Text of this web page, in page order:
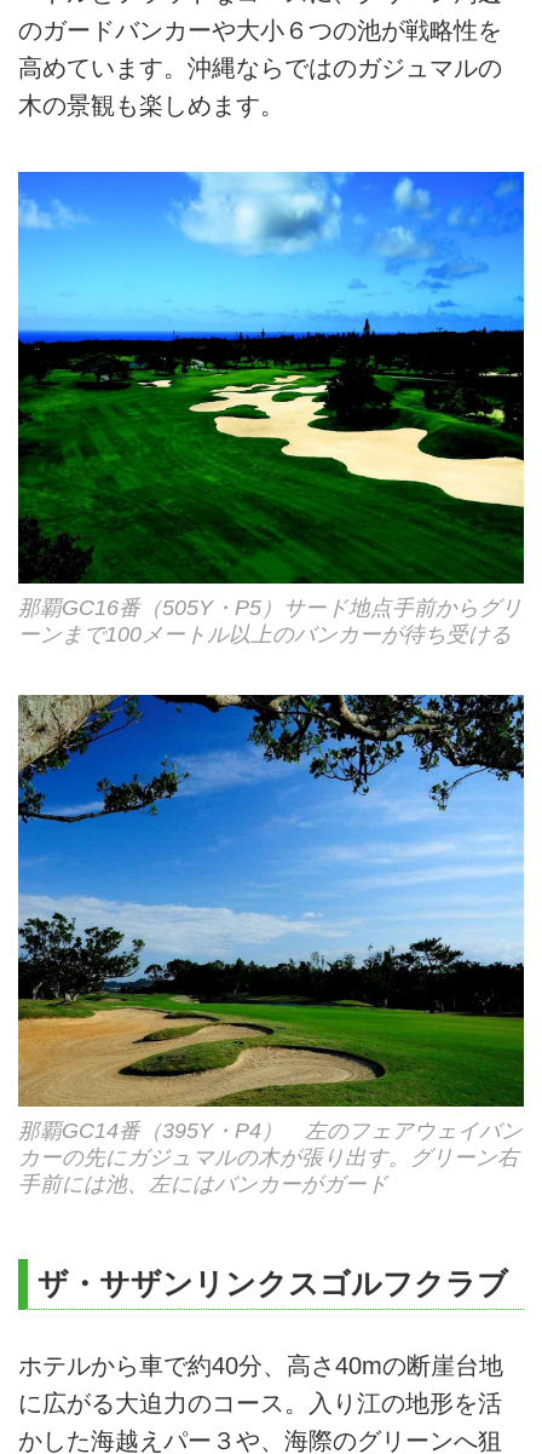
のガードバンカーや大小６つの池が戦略性を
高めています。沖縄ならではのガジュマルの
木の景観も楽しめます。
那覇GC16番（505Y・P5）サード地点手前からグリ
ーンまで100メートル以上のバンカーが待ち受ける
那覇GC14番（395Y・P4） 左のフェアウェイバン
カーの先にガジュマルの木が張り出す。グリーン右
手前には池、左にはバンカーがガード
ザ・サザンリンクスゴルフクラブ
ホテルから車で約40分、高さ40mの断崖台地
に広がる大迫力のコース。入り江の地形を活
かした海越えパー３や、海際のグリーンへ狙